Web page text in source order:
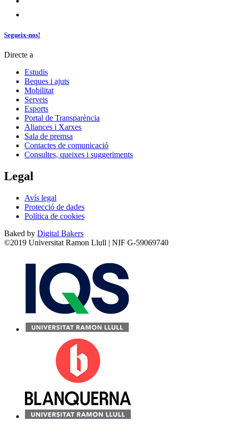
Segueix-nos!
Directe a
Estudis
Beques i ajuts
Mobilitat
Serveis
Esports
Portal de Transparència
Aliances i Xarxes
Sala de premsa
Contactes de comunicació
Consultes, queixes i suggeriments
Legal
Avís legal
Protecció de dades
Política de cookies
Baked by Digital Bakers
©2019 Universitat Ramon Llull | NIF G-59069740